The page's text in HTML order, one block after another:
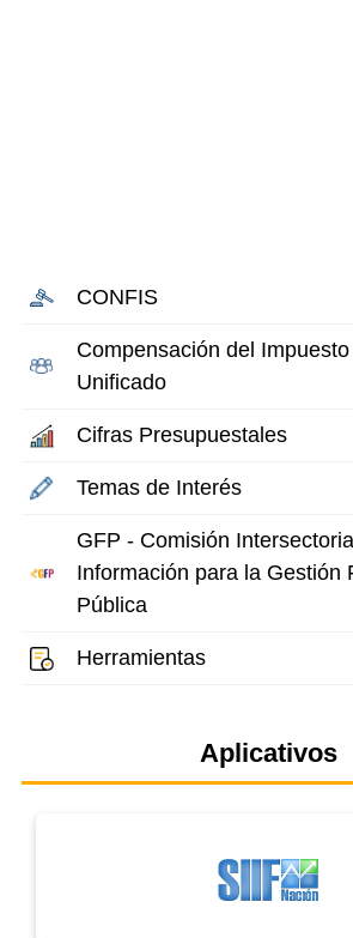
CONFIS
Compensación del Impuesto
Unificado
Cifras Presupuestales
Temas de Interés
GFP - Comisión
Información para la Gestión
Pública
Herramientas
Aplicativos